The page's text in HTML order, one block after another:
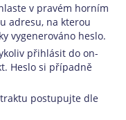
v pravém horním
adresu, na kterou
vygenerováno heslo.
přihlásit do on-
Heslo si případně
postupujte dle